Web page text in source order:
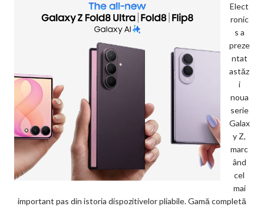
Elect
ronic
s a
preze
ntat
astăz
i
noua
serie
Galax
y Z,
marc
ând
cel
mai
important pas din istoria dispozitivelor pliabile. Gamă completă